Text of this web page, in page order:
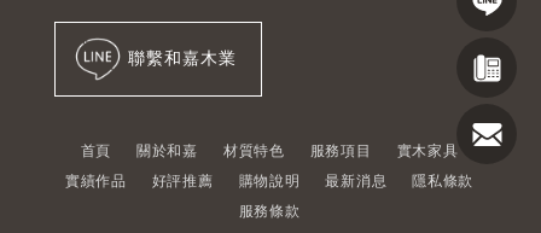
聯繫和嘉木業
首頁 關於和嘉 材質特色 服務項目
實木家具
實績作品
好評推薦 購物說明 最新消息
隱私條款
服務條款